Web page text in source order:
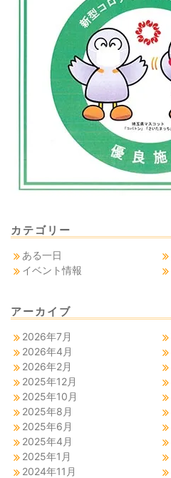
カテゴリー
ある一日
イベント情報
アーカイブ
2026年7月
2026年4月
2026年2月
2025年12月
2025年10月
2025年8月
2025年6月
2025年4月
2025年1月
2024年11月